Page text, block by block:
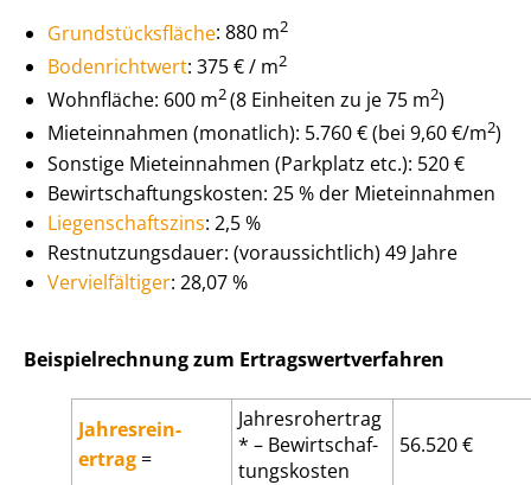
Grund­stücks­flä­che: 880 m2
Bodenrichtwert: 375 € / m2
Wohnfläche: 600 m2(8 Einheiten zu je 75 m2)
Mieteinnahmen (monatlich): 5.760 € (bei 9,60 €/m2)
Sonstige Mieteinnahmen (Parkplatz etc.): 520 €
Be­wirt­schaf­tungs­kos­ten: 25 % der Mieteinnahmen
Lie­gen­schafts­zins: 2,5 %
Rest­nut­zungs­dau­er: (voraussichtlich) 49 Jahre
Vervielfältiger: 28,07 %
Bei­spiel­rech­nung zum Er­trags­wert­ver­fah­ren
Jah­res­rein­
ertrag=
Jahresrohertrag
* – Be­wirt­schaf­
tungs­kos­ten
56.520 €